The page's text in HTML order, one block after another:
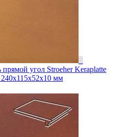
угол Stroeher Keraplatte
мм